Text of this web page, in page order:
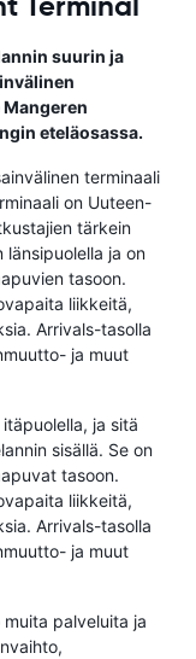
suurin ja
eteläosassa.
terminaali
on Uuteen-
tärkein
länsipuolella ja on
tasoon.
liikkeitä,
Arrivals-tasolla
ja muut
ja sitä
sisällä. Se on
tasoon.
liikkeitä,
Arrivals-tasolla
ja muut
palveluita ja